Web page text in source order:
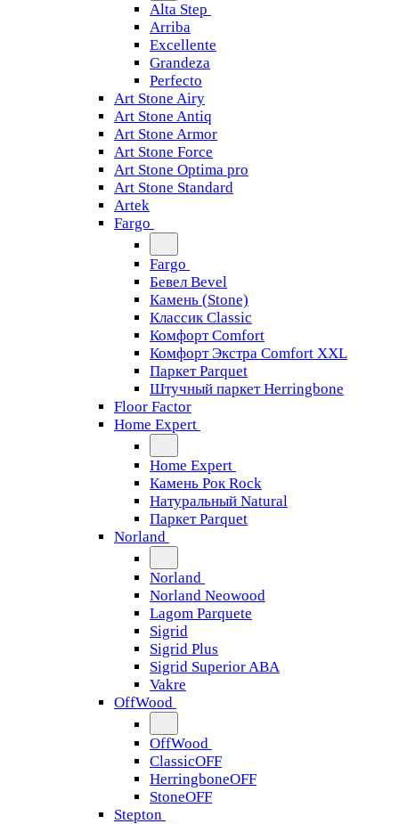
Alta Step
Arriba
Excellente
Grandeza
Perfecto
Art Stone Airy
Art Stone Antiq
Art Stone Armor
Art Stone Force
Art Stone Optima pro
Art Stone Standard
Artek
Fargo
Fargo
Бевел Bevel
Камень (Stone)
Классик Classic
Комфорт Comfort
Комфорт Экстра Comfort XXL
Паркет Parquet
Штучный паркет Herringbone
Floor Factor
Home Expert
Home Expert
Камень Рок Rock
Натуральный Natural
Паркет Parquet
Norland
Norland
Norland Neowood
Lagom Parquete
Sigrid
Sigrid Plus
Sigrid Superior ABA
Vakre
OffWood
OffWood
ClassicOFF
HerringboneOFF
StoneOFF
Stepton